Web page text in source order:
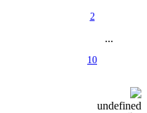
2
...
10
undefined